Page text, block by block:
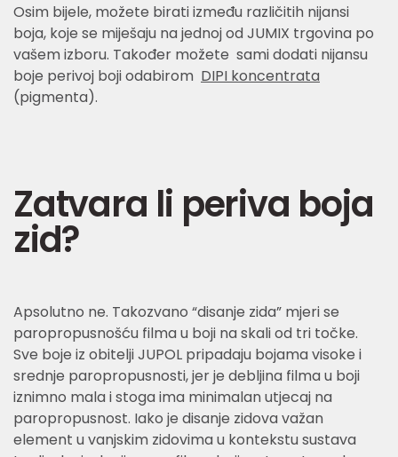
Osim bijele, možete birati između različitih nijansi
boja, koje se miješaju na jednoj od JUMIX trgovina po
vašem izboru. Također možete sami dodati nijansu
boje perivoj boji odabirom DIPI koncentrata
(pigmenta).
Zatvara li periva boja
zid?
Apsolutno ne. Takozvano “disanje zida” mjeri se
paropropusnošću filma u boji na skali od tri točke.
Sve boje iz obitelji JUPOL pripadaju bojama visoke i
srednje paropropusnosti, jer je debljina filma u boji
iznimno mala i stoga ima minimalan utjecaj na
paropropusnost. Iako je disanje zidova važan
element u vanjskim zidovima u kontekstu sustava